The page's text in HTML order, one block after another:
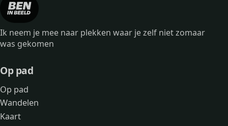
Ik neem je mee naar plekken waar je zelf niet zomaar
was gekomen
Op pad
Op pad
Wandelen
Kaart